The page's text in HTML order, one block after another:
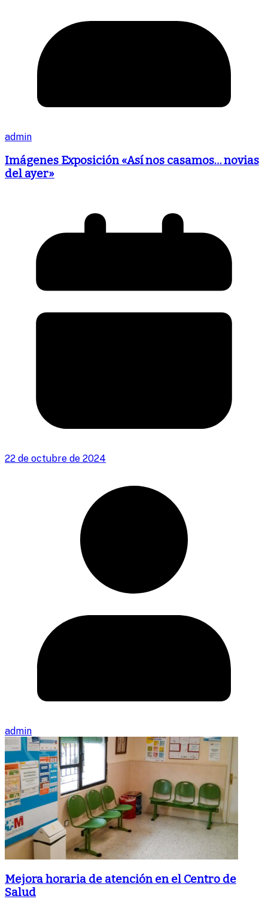
admin
Imágenes Exposición «Así nos casamos… novias
del ayer»
22 de octubre de 2024
admin
Mejora horaria de atención en el Centro de
Salud